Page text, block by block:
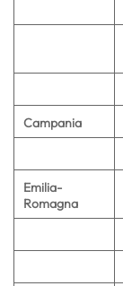
Campania
Emilia-
Romagna